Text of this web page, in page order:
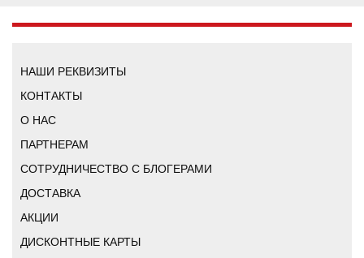
НАШИ РЕКВИЗИТЫ
КОНТАКТЫ
О НАС
ПАРТНЕРАМ
СОТРУДНИЧЕСТВО С БЛОГЕРАМИ
ДОСТАВКА
АКЦИИ
ДИСКОНТНЫЕ КАРТЫ